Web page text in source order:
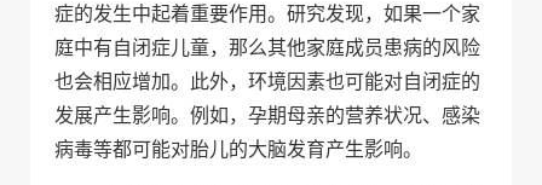
症的发生中起着重要作用。研究发现，如果一个家
庭中有自闭症儿童，那么其他家庭成员患病的风险
也会相应增加。此外，环境因素也可能对自闭症的
发展产生影响。例如，孕期母亲的营养状况、感染
病毒等都可能对胎儿的大脑发育产生影响。